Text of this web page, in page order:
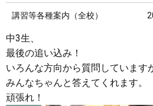
講習等各種案内（全校）
中3生、
最後の追い込み！
いろんな方向から質問しています
みんなちゃんと答えてくれます。
頑張れ！